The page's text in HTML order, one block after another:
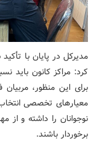
مدیرکل در پایان با
کرد: مراکز کانون باید
برای این منظور،
معیارهای تخصصی انتخاب
نوجوانان را داشته و
برخوردار باشند.